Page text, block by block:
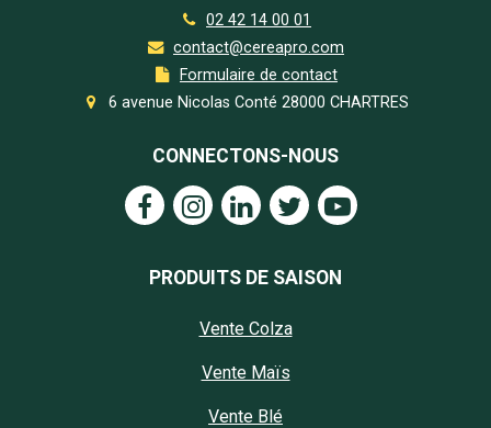
02 42 14 00 01
contact@cereapro.com
Formulaire de contact
6 avenue Nicolas Conté 28000 CHARTRES
CONNECTONS-NOUS
PRODUITS DE SAISON
Vente Colza
Vente Maïs
Vente Blé